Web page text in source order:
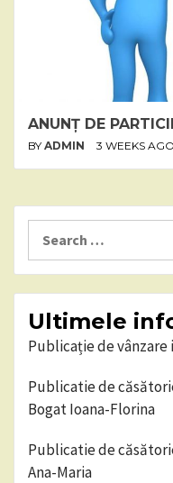
ANUNȚ DE
BY ADMIN 3 WEEKS AGO
for:
Ultimele
Publicație de vânzare
Publicatie de
Bogat Ioana-Florina
Publicatie de
Ana-Maria